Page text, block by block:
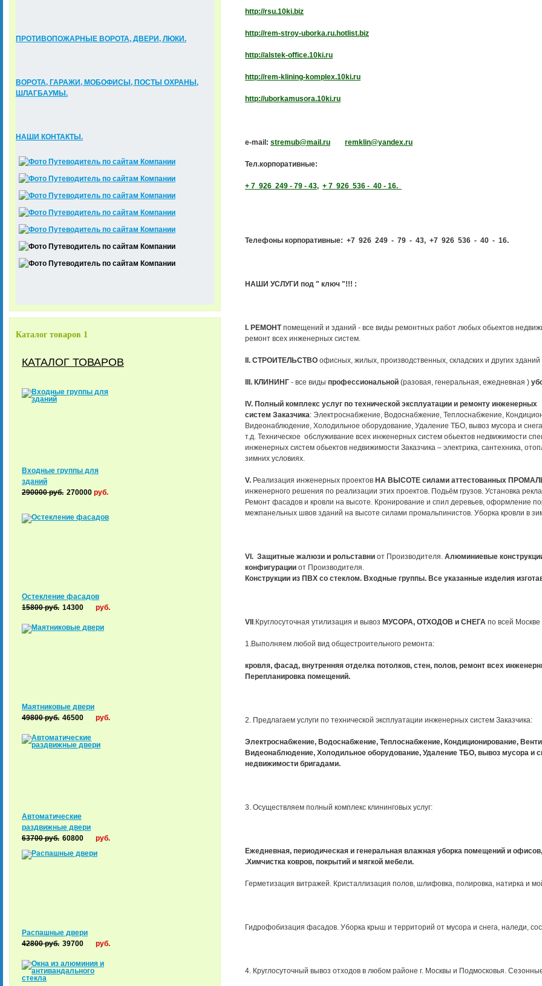
http://rsu.10ki.biz
http://rem-stroy-uborka.ru.hotlist.biz
http://alstek-office.10ki.ru
http://rem-klining-komplex.10ki.ru
http://uborkamusora.10ki.ru
e-mail: stremub@mail.ru remklin@yandex.ru
Тел.корпоративные:
+ 7 926 249 - 79 - 43, + 7 926 536 - 40 - 16.
Телефоны корпоративные: +7 926 249 - 79 - 43, +7 926 536 - 40 - 16.
НАШИ УСЛУГИ под " ключ "!!! :
I. РЕМОНТпомещений и зданий - все виды ремонтных работ любых обьектов
ремонт всех инженерных систем.
II. СТРОИТЕЛЬСТВО офисных, жилых, производственных, складских и других
III. КЛИНИНГ - все виды профессиональной (разовая, генеральная, ежедневная )
IV. Полный комплекс услуг по технической эксплуатации и ремонту инженерных
систем Заказчика: Электроснабжение, Водоснабжение, Теплоснабжение,
Видеонаблюдение, Холодильное оборудование, Удаление ТБО, вывоз мусора и
т.д. Техническое обслуживание всех инженерных систем обьектов недвижимости
инженерных систем обьектов недвижимости Заказчика – электрика, сантехника,
зимних условиях.
V. Реализация инженерных проектов НА ВЫСОТЕ силами аттестованных
инженерного решения по реализации этих проектов. Подьём грузов. Установка
Ремонт фасадов и кровли на высоте. Кронирование и спил деревьев, оформление
межпанельных швов зданий на высоте силами промальпинистов. Уборка кровли в
VI. Защитные жалюзи и рольставни от Производителя. Алюминиевые
конфигурации от Производителя.
Конструкции из ПВХ со стеклом. Входные группы. Все указанные изделия
VII .Круглосуточная утилизация и вывоз МУСОРА, ОТХОДОВ и СНЕГА по всей
1.Выполняем любой вид общестроительного ремонта:
кровля, фасад, внутренняя отделка потолков, стен, полов, ремонт всех
Перепланировка помещений.
2. Предлагаем услуги по технической эксплуатации инженерных систем Заказчика:
Электроснабжение, Водоснабжение, Теплоснабжение, Кондиционирование,
Видеонаблюдение, Холодильное оборудование, Удаление ТБО, вывоз мусора и
недвижимости бригадами.
3. Осуществляем полный комплекс клининговых услуг:
Ежедневная, периодическая и генеральная влажная уборка помещений и
.Химчистка ковров, покрытий и мягкой мебели.
Герметизация витражей. Кристаллизация полов, шлифовка, полировка, натирка и
Гидрофобизация фасадов. Уборка крыш и территорий от мусора и снега, наледи,
4. Круглосуточный вывоз отходов в любом районе г. Москвы и Подмосковья.
ПРОТИВОПОЖАРНЫЕ ВОРОТА, ДВЕРИ, ЛЮКИ.
ВОРОТА, ГАРАЖИ, МОБОФИСЫ, ПОСТЫ ОХРАНЫ,
ШЛАГБАУМЫ.
НАШИ КОНТАКТЫ.
Каталог товаров 1
КАТАЛОГ ТОВАРОВ
Входные группы для
зданий
290000руб. 270000 руб.
Остекление фасадов
15800руб. 14300 руб.
Маятниковые двери
49800руб. 46500 руб.
Автоматические
раздвижные двери
63700руб. 60800 руб.
Распашные двери
42800руб. 39700 руб.